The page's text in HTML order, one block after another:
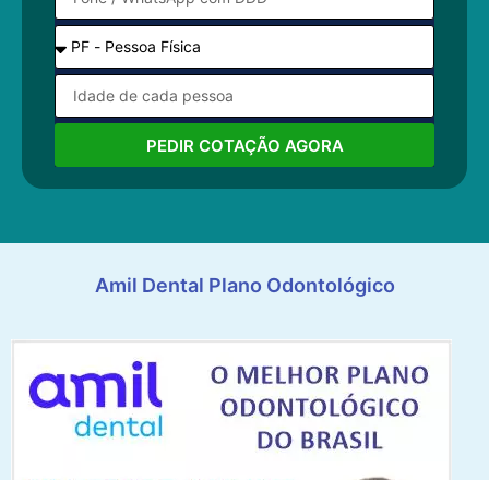
PEDIR COTAÇÃO AGORA
Amil Dental Plano Odontológico